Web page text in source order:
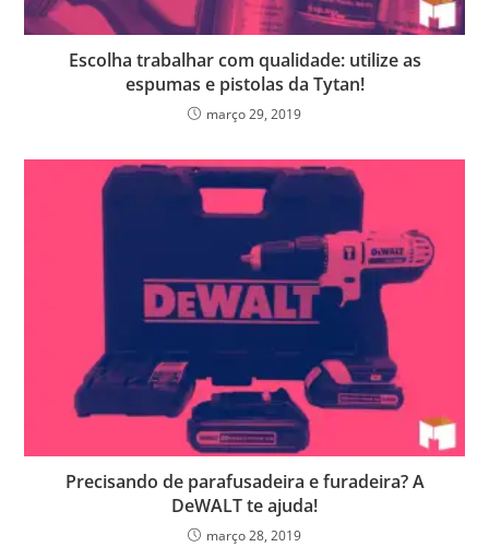
Escolha trabalhar com qualidade: utilize as
espumas e pistolas da Tytan!
março 29, 2019
Precisando de parafusadeira e furadeira? A
DeWALT te ajuda!
março 28, 2019